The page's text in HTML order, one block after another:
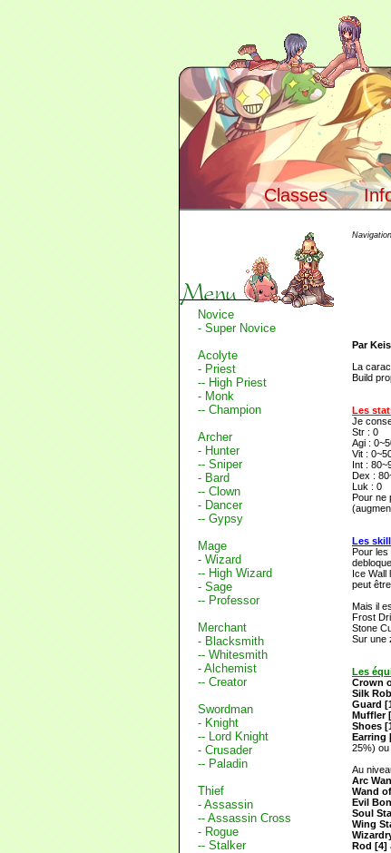
Classes
Novice
- Super Novice
Acolyte
- Priest
-- High Priest
- Monk
-- Champion
Archer
- Hunter
-- Sniper
- Bard
-- Clown
- Dancer
-- Gypsy
Mage
- Wizard
-- High Wizard
- Sage
-- Professor
Merchant
- Blacksmith
-- Whitesmith
- Alchemist
-- Creator
Swordman
- Knight
-- Lord Knight
- Crusader
-- Paladin
Thief
- Assassin
-- Assassin Cross
- Rogue
-- Stalker
Par
La
Build
Les
Je
Str : 0
Agi :
Vit :
Int :
Dex :
Luk : 0
Pour ne
Les
Pour les
Ice Wall
peut être.
Mais il
Frost
Stone
Sur une
Les
Crown
Silk
Guard
Muffler
Shoes
Earring
25%) ou
Au
Arc
Wand
Evil
Soul
Wing
Rod [4]